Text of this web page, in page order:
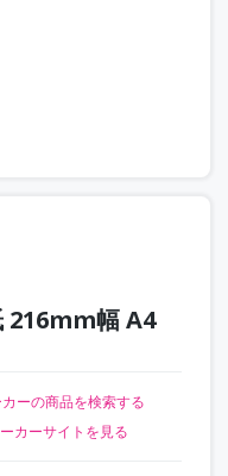
216mm幅 A4
ーの商品を検索する
カーサイトを見る